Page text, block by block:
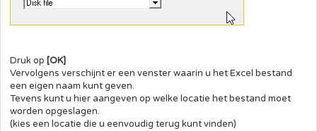
Druk op [OK]
Vervolgens verschijnt er een venster waarin u het Excel bestand
een eigen naam kunt geven.
Tevens kunt u hier aangeven op welke locatie het bestand moet
worden opgeslagen.
(kies een locatie die u eenvoudig terug kunt vinden)